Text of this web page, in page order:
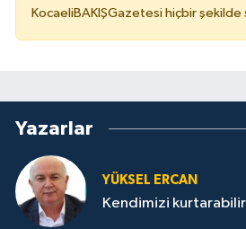
KocaeliBAKIŞGazetesi hiçbir
Yazarlar
YÜKSEL ERCAN
Kendimizi